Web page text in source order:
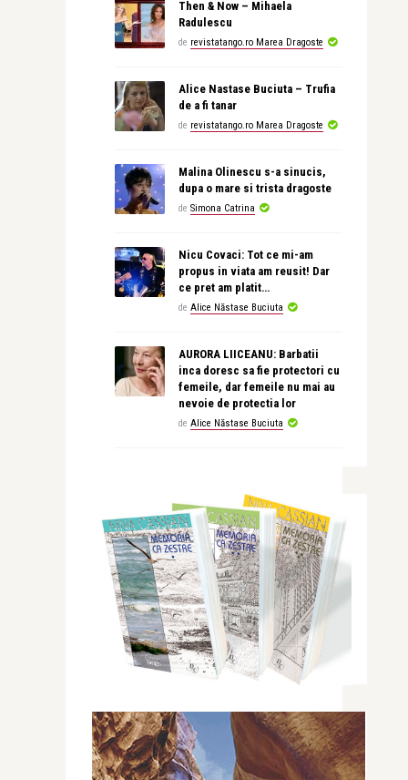
Then & Now – Mihaela
Radulescu
de revistatango.ro Marea Dragoste
Alice Nastase Buciuta – Trufia
de a fi tanar
de revistatango.ro Marea Dragoste
Malina Olinescu s-a sinucis,
dupa o mare si trista dragoste
de Simona Catrina
Nicu Covaci: Tot ce mi-am
propus in viata am reusit! Dar
ce pret am platit…
de Alice Năstase Buciuta
AURORA LIICEANU: Barbatii
inca doresc sa fie protectori cu
femeile, dar femeile nu mai au
nevoie de protectia lor
de Alice Năstase Buciuta